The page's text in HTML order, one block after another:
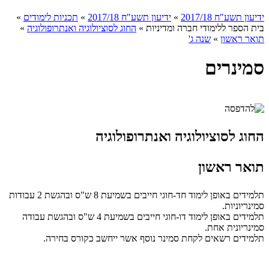
ידיעון תשע"ח 2017/18 » ידיעון תשע"ח 2017/18 » תכניות לימודים »
בית הספר ללימודי חברה ומדיניות » החוג לסוציולוגיה ואנתרופולוגיה »
תואר ראשון » שנה ג'
סמינרים
החוג לסוציולוגיה ואנתרופולוגיה
תואר ראשון
תלמידים באופן לימוד חד-חוגי חייבים בשמיעת 8 ש"ס ובהגשת 2 עבודות
סמינריוניות.
תלמידים באופן לימוד דו-חוגי חייבים בשמיעת 4 ש"ס ובהגשת עבודה
סמינריונית אחת.
תלמידים רשאים לקחת סמינר נוסף אשר ייחשב כקורס בחירה.